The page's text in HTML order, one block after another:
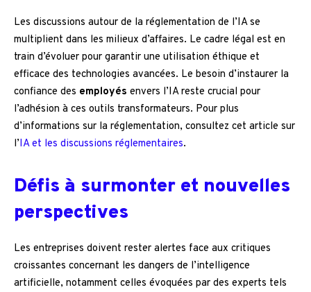
Les discussions autour de la réglementation de l’IA se
multiplient dans les milieux d’affaires. Le cadre légal est en
train d’évoluer pour garantir une utilisation éthique et
efficace des technologies avancées. Le besoin d’instaurer la
confiance des employés envers l’IA reste crucial pour
l’adhésion à ces outils transformateurs. Pour plus
d’informations sur la réglementation, consultez cet article sur
l’IA et les discussions réglementaires.
Défis à surmonter et nouvelles
perspectives
Les entreprises doivent rester alertes face aux critiques
croissantes concernant les dangers de l’intelligence
artificielle, notamment celles évoquées par des experts tels